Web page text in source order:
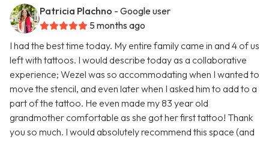
Patricia Plachno - Google user
5 months ago
I had the best time today. My entire family came in and 4 of us
left with tattoos. I would describe today as a collaborative
experience; Wezel was so accommodating when I wanted to
move the stencil, and even later when I asked him to add to a
part of the tattoo. He even made my 83 year old
grandmother comfortable as she got her first tattoo! Thank
you so much. I would absolutely recommend this space (and